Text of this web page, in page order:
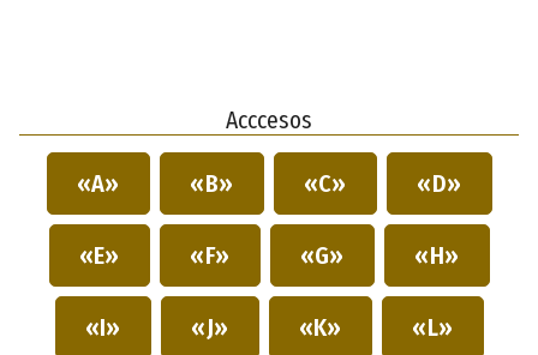
Acccesos
«A» «B» «C» «D»
«E» «F» «G» «H»
«I» «J» «K» «L»